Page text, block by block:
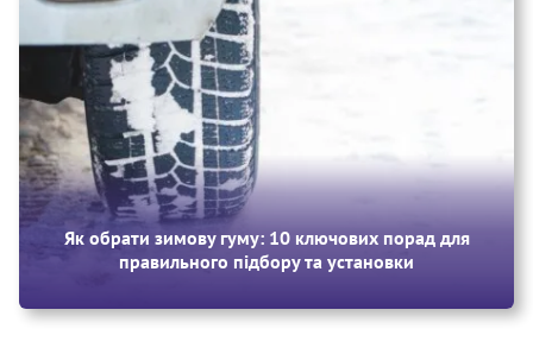
Як обрати зимову гуму: 10 ключових порад для
правильного підбору та установки